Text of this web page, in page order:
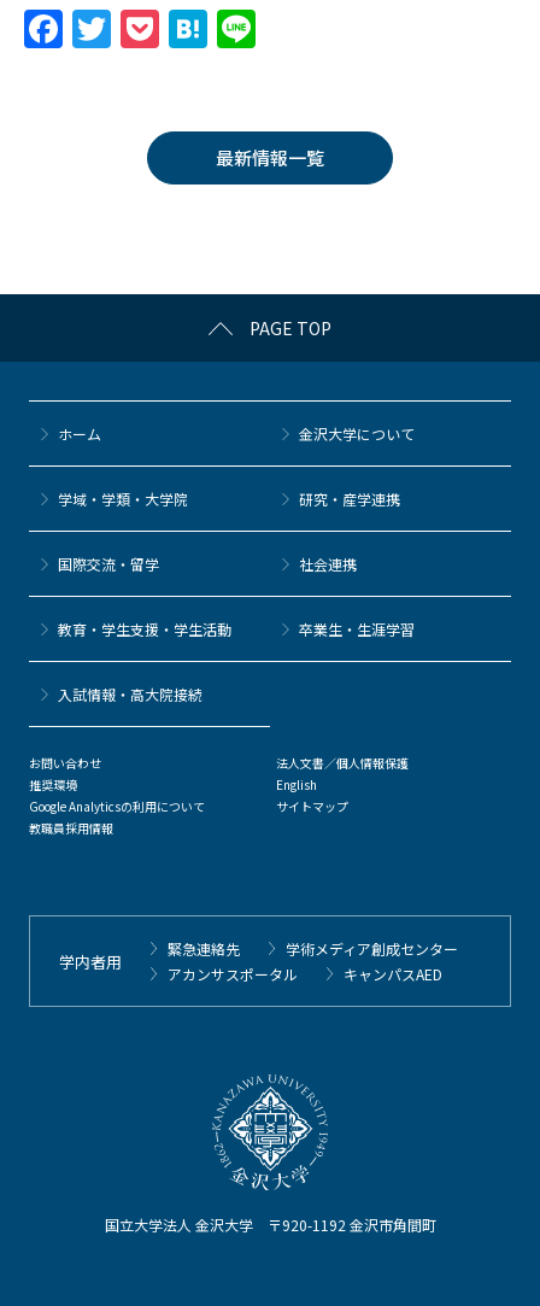
F
k
T
er
P
k
et
H
n
a
最新情報一覧
PAGE TOP
国立大学法人 金沢大学 〒920-1192 金沢市角間町
ホーム 金沢大学について
学域・学類・大学院 研究・産学連携
国際交流・留学 社会連携
教育・学生支援・学生活動 卒業生・生涯学習
⼊試情報・高大院接続
お問い合わせ
推奨環境
Google Analyticsの利用について
教職員採用情報
法人文書／個人情報保護
English
サイトマップ
学内者用
緊急連絡先
学術メディア創成センター
アカンサスポータル
キャンパスAED